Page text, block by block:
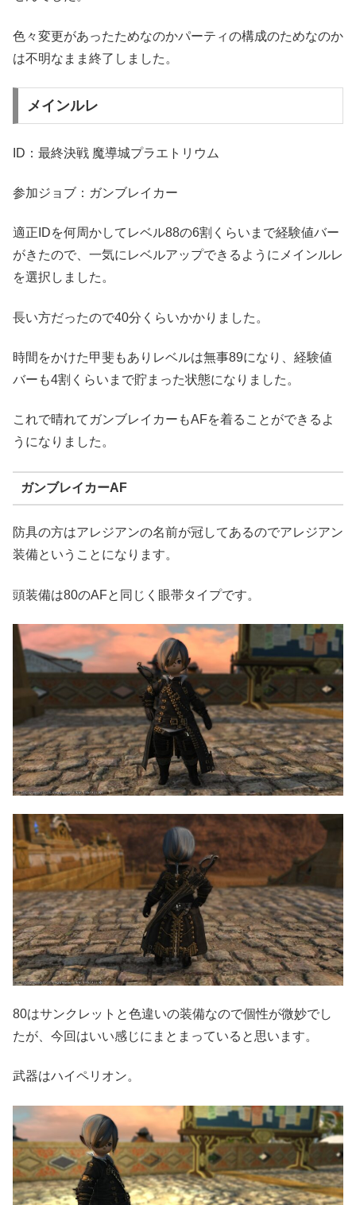
色々変更があったためなのかパーティの構成のためなのか
は不明なまま終了しました。
メインルレ
ID：最終決戦 魔導城プラエトリウム
参加ジョブ：ガンブレイカー
適正IDを何周かしてレベル88の6割くらいまで経験値バー
がきたので、一気にレベルアップできるようにメインルレ
を選択しました。
長い方だったので40分くらいかかりました。
時間をかけた甲斐もありレベルは無事89になり、経験値
バーも4割くらいまで貯まった状態になりました。
これで晴れてガンブレイカーもAFを着ることができるよ
うになりました。
ガンブレイカーAF
防具の方はアレジアンの名前が冠してあるのでアレジアン
装備ということになります。
頭装備は80のAFと同じく眼帯タイプです。
80はサンクレットと色違いの装備なので個性が微妙でし
たが、今回はいい感じにまとまっていると思います。
武器はハイペリオン。